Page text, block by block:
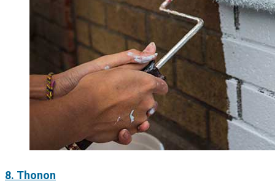
8. Thonon